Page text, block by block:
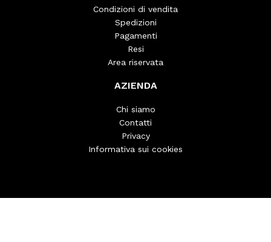
Condizioni di vendita
Spedizioni
Pagamenti
Resi
Area riservata
AZIENDA
Chi siamo
Contatti
Privacy
Informativa sui cookies